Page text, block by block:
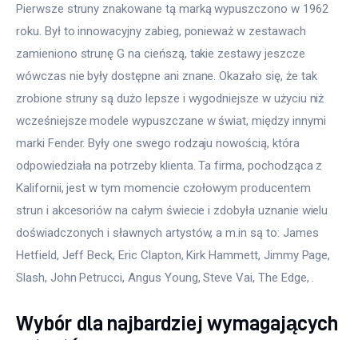
Pierwsze struny znakowane tą marką wypuszczono w 1962
roku. Był to innowacyjny zabieg, ponieważ w zestawach
zamieniono strunę G na cieńszą, takie zestawy jeszcze
wówczas nie były dostępne ani znane. Okazało się, że tak
zrobione struny są dużo lepsze i wygodniejsze w użyciu niż
wcześniejsze modele wypuszczane w świat, między innymi
marki Fender. Były one swego rodzaju nowością, która
odpowiedziała na potrzeby klienta. Ta firma, pochodząca z
Kalifornii, jest w tym momencie czołowym producentem
strun i akcesoriów na całym świecie i zdobyła uznanie wielu
doświadczonych i sławnych artystów, a m.in są to: James
Hetfield, Jeff Beck, Eric Clapton, Kirk Hammett, Jimmy Page,
Slash, John Petrucci, Angus Young, Steve Vai, The Edge, .
Wybór dla najbardziej wymagających